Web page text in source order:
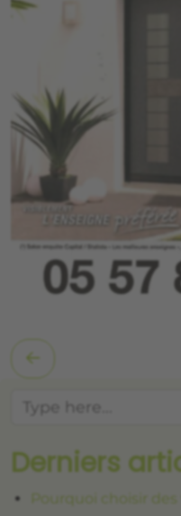
Derniers
Pourquoi choisir